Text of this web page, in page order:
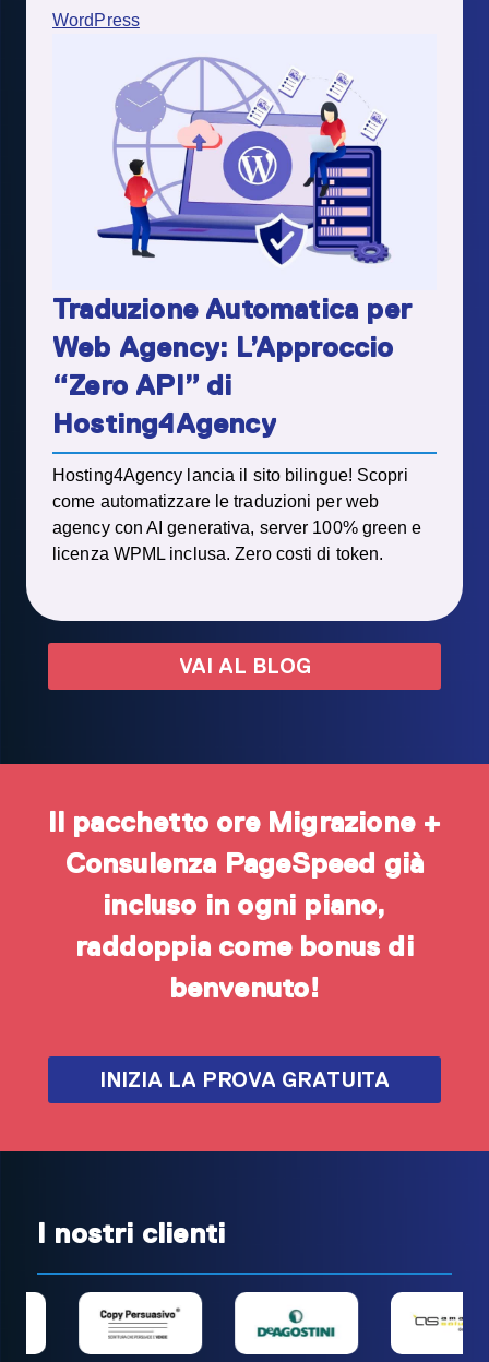
WordPress
Traduzione Automatica per
Web Agency: L’Approccio
“Zero API” di
Hosting4Agency
Hosting4Agency lancia il sito bilingue! Scopri
come automatizzare le traduzioni per web
agency con AI generativa, server 100% green e
licenza WPML inclusa. Zero costi di token.
VAI AL BLOG
Il pacchetto ore Migrazione+
Consulenza PageSpeed già
incluso in ogni piano,
raddoppia come bonus di
benvenuto!
INIZIA LA PROVA GRATUITA
I nostri clienti